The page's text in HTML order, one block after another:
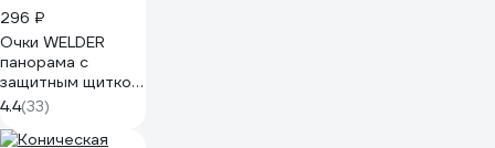
296 ₽
Очки WELDER
панорама с
защитным щитком
ОЗТП-5-Ч
4.4(33)